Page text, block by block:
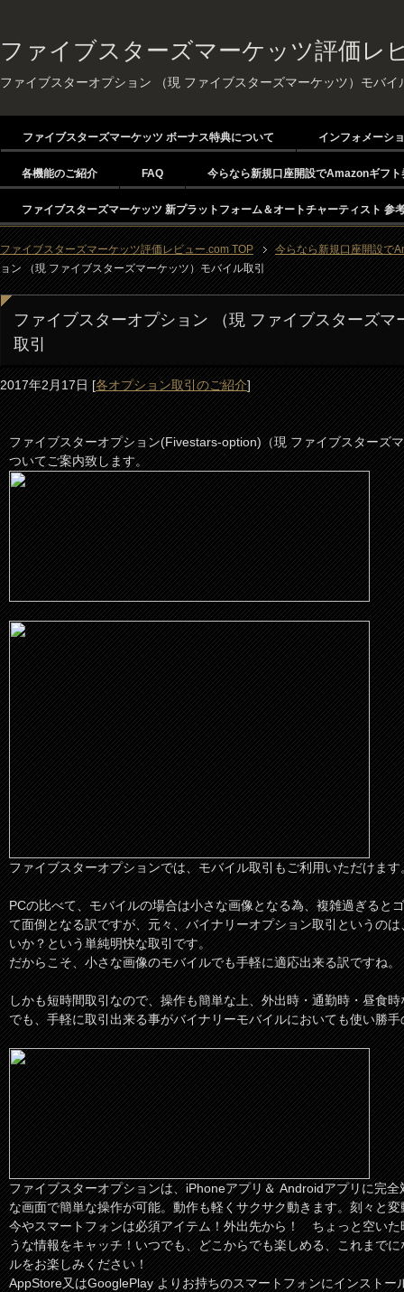
ファイブスターズマーケッツ評価レ
ファイブスターオプション （現 ファイブスターズマーケッツ）モバイ
ファイブスターズマーケッツ ボーナス特典について インフォメーシ
各機能のご紹介 FAQ 今らなら新規口座開設でAmazonギフ
ファイブスターズマーケッツ 新プラットフォーム＆オートチャーティスト 参
ファイブスターズマーケッツ評価レビュー.com TOP
今らなら新規口座開設で
ョン （現 ファイブスターズマーケッツ）モバイル取引
ファイブスターオプション （現 ファイブスターズマ
取引
2017年2月17日[各オプション取引のご紹介]
ファイブスターオプション(Fivestars-option)（現 ファイブスターズ
ついてご案内致します。
ファイブスターオプションでは、モバイル取引もご利用いただけます
PCの比べて、モバイルの場合は小さな画像となる為、複雑過ぎると
て面倒となる訳ですが、元々、バイナリーオプション取引というの
いか？という単純明快な取引です。
だからこそ、小さな画像のモバイルでも手軽に適応出来る訳ですね。
しかも短時間取引なので、操作も簡単な上、外出時・通勤時・昼食
でも、手軽に取引出来る事がバイナリーモバイルにおいても使い勝
ファイブスターオプションは、iPhoneアプリ＆ Androidアプリに完
な画面で簡単な操作が可能。動作も軽くサクサク動きます。刻々と
今やスマートフォンは必須アイテム！外出先から！ ちょっと空い
うな情報をキャッチ！いつでも、どこからでも楽しめる、これまで
ルをお楽しみください！
AppStore又はGooglePlay よりお持ちのスマートフォンにインストー